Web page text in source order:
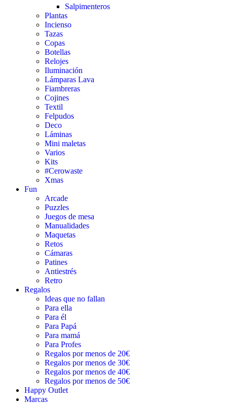
Salpimenteros
Plantas
Incienso
Tazas
Copas
Botellas
Relojes
Iluminación
Lámparas Lava
Fiambreras
Cojines
Textil
Felpudos
Deco
Láminas
Mini maletas
Varios
Kits
#Cerowaste
Xmas
Fun
Arcade
Puzzles
Juegos de mesa
Manualidades
Maquetas
Retos
Cámaras
Patines
Antiestrés
Retro
Regalos
Ideas que no fallan
Para ella
Para él
Para Papá
Para mamá
Para Profes
Regalos por menos de 20€
Regalos por menos de 30€
Regalos por menos de 40€
Regalos por menos de 50€
Happy Outlet
Marcas